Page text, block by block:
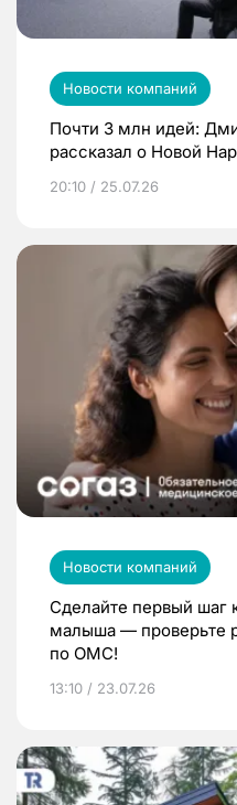
Новости компаний
Почти 3 млн идей:
рассказал о Новой
20:10 / 25.07.26
Новости компаний
Сделайте первый шаг
малыша — проверьте
по ОМС!
13:10 / 23.07.26